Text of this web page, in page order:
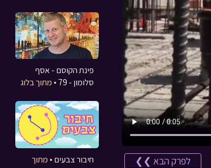
לפרק הבא ❯❯
פינת הקוסם - אסף
סלומון - 79
• מתוך בלוג
חיבור צבעים • מתוך